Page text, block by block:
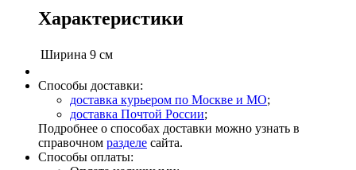
Характеристики
Ширина 9 см
Способы доставки:
доставка курьером по Москве и МО;
доставка Почтой России;
Подробнее о способах доставки можно узнать в
справочном разделе сайта.
Способы оплаты: